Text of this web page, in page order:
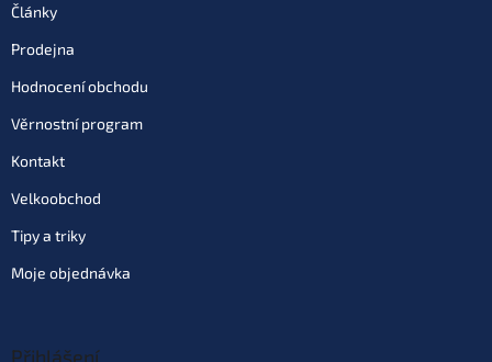
Články
Prodejna
Hodnocení obchodu
Věrnostní program
Kontakt
Velkoobchod
Tipy a triky
Moje objednávka
Přihlášení